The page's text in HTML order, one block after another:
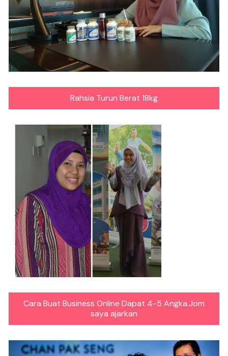
Rahsia Turun Berat 18kg
Cara Buat Business Online Dapat 4-5 Angka.Jom
saya ajarkan